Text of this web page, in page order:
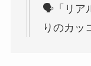
🗣「リア
りのカッ